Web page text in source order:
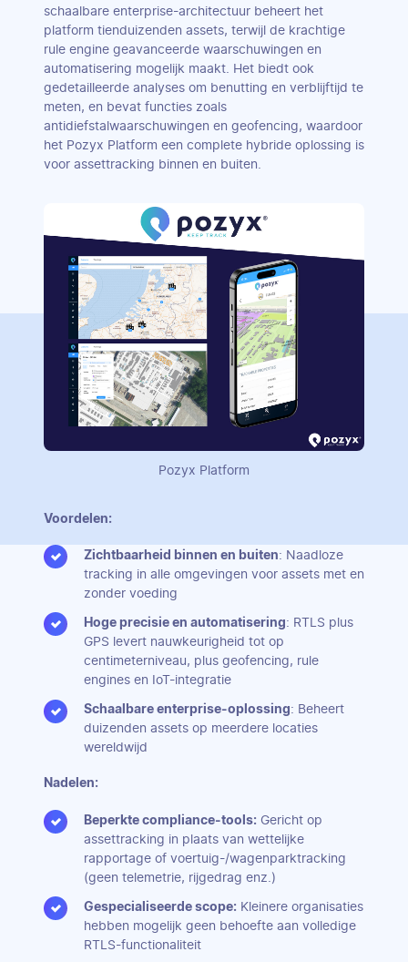
schaalbare enterprise-architectuur beheert het
platform tienduizenden assets, terwijl de krachtige
rule engine geavanceerde waarschuwingen en
automatisering mogelijk maakt. Het biedt ook
gedetailleerde analyses om benutting en verblijftijd te
meten, en bevat functies zoals
antidiefstalwaarschuwingen en geofencing, waardoor
het Pozyx Platform een complete hybride oplossing is
voor assettracking binnen en buiten.
Pozyx Platform
Voordelen:
Zichtbaarheid binnen en buiten: Naadloze
tracking in alle omgevingen voor assets met en
zonder voeding
Hoge precisie en automatisering: RTLS plus
GPS levert nauwkeurigheid tot op
centimeterniveau, plus geofencing, rule
engines en IoT-integratie
Schaalbare enterprise-oplossing: Beheert
duizenden assets op meerdere locaties
wereldwijd
Nadelen:
Beperkte compliance-tools: Gericht op
assettracking in plaats van wettelijke
rapportage of voertuig-/wagenparktracking
(geen telemetrie, rijgedrag enz.)
Gespecialiseerde scope: Kleinere organisaties
hebben mogelijk geen behoefte aan volledige
RTLS-functionaliteit